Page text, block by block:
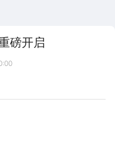
磅开启